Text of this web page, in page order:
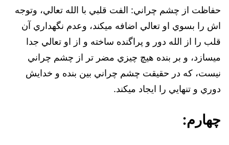
حفاظت از چشم چراني: الفت قلبي با الله تعالي، وتوجه
اش را بسوي او تعالي اضافه ميکند، ‌وعدم نگهداري آن
قلب را از الله دور و پراگنده ساخته و از او تعالي جدا
ميسازد، و بر بنده هيچ چيزي مضر تر از چشم چراني
نيست، که در حقيقت چشم چراني بين بنده و خدايش
دوري و تنهايي را ايجاد ميکند.
چهارم: